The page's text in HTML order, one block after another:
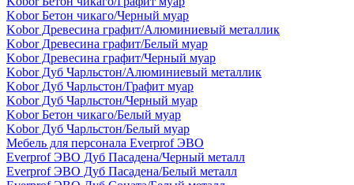
Kobor Бетон чикаго/Черный муар
Kobor Древесина графит/Алюминиевый металлик
Kobor Древесина графит/Белый муар
Kobor Древесина графит/Черный муар
Kobor Дуб Чарльстон/Алюминиевый металлик
Kobor Дуб Чарльстон/Графит муар
Kobor Дуб Чарльстон/Черный муар
Kobor Бетон чикаго/Белый муар
Kobor Дуб Чарльстон/Белый муар
Мебель для персонала Everprof ЭВО
Everprof ЭВО Дуб Пасадена/Черный металл
Everprof ЭВО Дуб Пасадена/Белый металл